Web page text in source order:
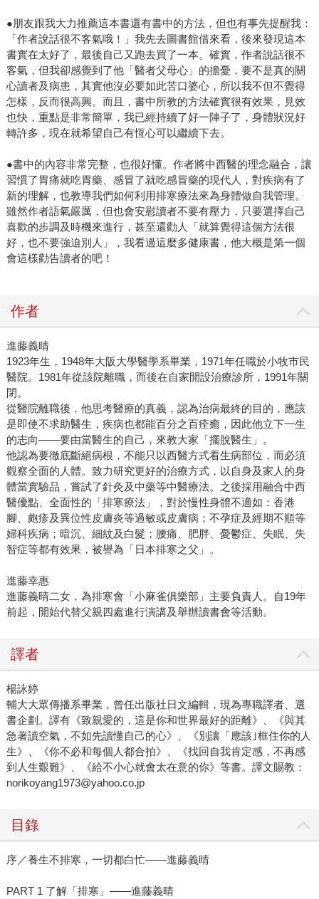
●朋友跟我大力推薦這本書還有書中的方法，但也有事先提醒我：
「作者說話很不客氣哦！」我先去圖書館借來看，後來發現這本
書實在太好了，最後自己又跑去買了一本。確實，作者說話很不
客氣，但我卻感覺到了他「醫者父母心」的擔憂，要不是真的關
心讀者及病患，其實他沒必要如此苦口婆心，所以我不但不覺得
怎樣，反而很高興。而且，書中所教的方法確實很有效果，見效
也快，重點是非常簡單，我已經持續了好一陣子了，身體狀況好
轉許多，現在就希望自己有恆心可以繼續下去。
●書中的內容非常完整，也很好懂。作者將中西醫的理念融合，讓
習慣了胃痛就吃胃藥、感冒了就吃感冒藥的現代人，對疾病有了
新的理解，也教導我們如何利用排寒療法來為身體做自我管理。
雖然作者語氣嚴厲，但也會安慰讀者不要有壓力，只要選擇自己
喜歡的步調及時機來進行，甚至還勸人「就算覺得這個方法很
好，也不要強迫別人」，我看過這麼多健康書，他大概是第一個
會這樣勸告讀者的吧！
作者
進藤義晴
1923年生，1948年大阪大學醫學系畢業，1971年任職於小牧市民
醫院。1981年從該院離職，而後在自家開設治療診所，1991年關
閉。
從醫院離職後，他思考醫療的真義，認為治病最終的目的，應該
是即使不求助醫生，疾病也都能百分之百痊癒，因此他立下一生
的志向——要由當醫生的自己，來教大家「擺脫醫生」。
他認為要徹底斷絕病根，不能只以西醫方式看生病部位，而必須
觀察全面的人體。致力研究更好的治療方式，以自身及家人的身
體當實驗品，嘗試了針灸及中藥等中醫療法。之後採用融合中西
醫優點、全面性的「排寒療法」，對於慢性身體不適如：香港
腳、皰疹及異位性皮膚炎等過敏或皮膚病；不孕症及經期不順等
婦科疾病；暗沉、細紋及白髮；腰痛、肥胖、憂鬱症、失眠、失
智症等都有效果，被譽為「日本排寒之父」。
進藤幸惠
進藤義晴二女，為排寒會「小麻雀俱樂部」主要負責人。自19年
前起，開始代替父親四處進行演講及舉辦讀書會等活動。
譯者
楊詠婷
輔大大眾傳播系畢業，曾任出版社日文編輯，現為專職譯者、選
書企劃。譯有《致親愛的，這是你和世界最好的距離》、《與其
急著讀空氣，不如先讀懂自己的心》、《別讓「應該｣框住你的人
生》、《你不必和每個人都合拍》、《找回自我肯定感，不再感
到人生艱難》、《給不小心就會太在意的你》等書。譯文賜教：
norikoyang1973@yahoo.co.jp
目錄
序／養生不排寒，一切都白忙——進藤義晴
PART 1 了解「排寒」——進藤義晴